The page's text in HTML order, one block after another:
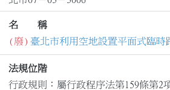
名 稱
(廢) 臺北市利用空地設置平面式臨時
法規位階
行政規則：屬行政程序法第159條第2